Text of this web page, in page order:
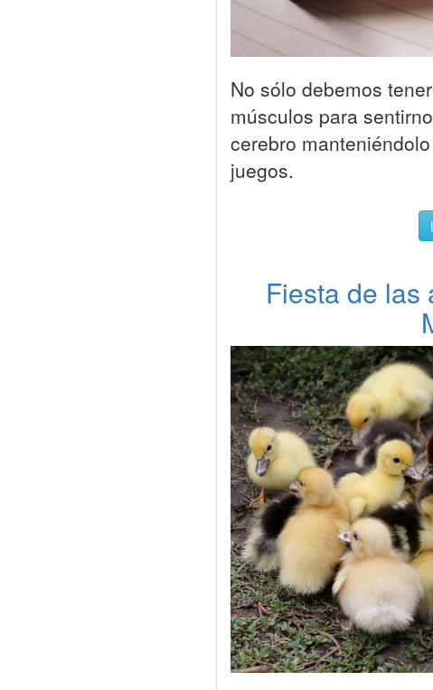
No sólo debemos
músculos para
cerebro
juegos.
Fiesta de las